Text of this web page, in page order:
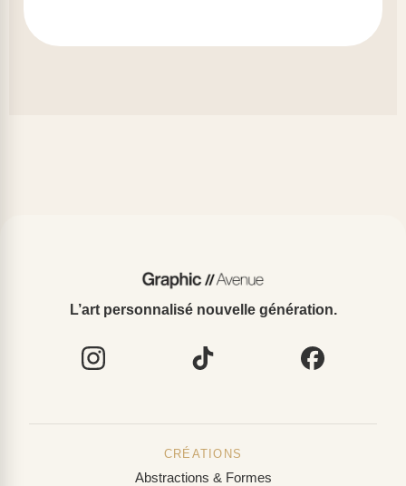
L’art personnalisé nouvelle génération.
CRÉATIONS
Abstractions & Formes